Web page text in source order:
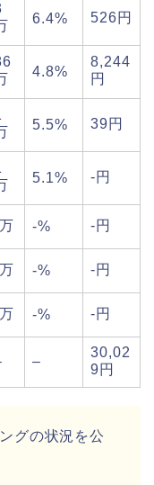
6.4% 526円
4.8%
8,244
円
5.5% 39円
5.1% -円
-% -円
-% -円
-% -円
–
30,02
9円
グの状況を公